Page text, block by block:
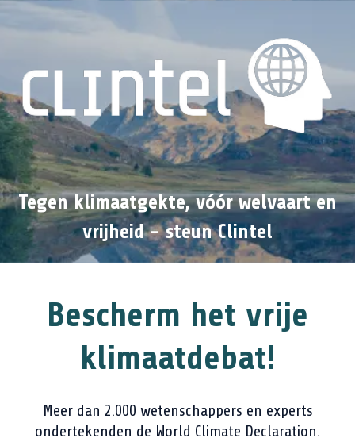
Tegen klimaatgekte, vóór welvaart en
vrijheid - steun Clintel
Bescherm het vrije
klimaatdebat!
Meer dan 2.000 wetenschappers en experts
ondertekenden de World Climate Declaration.